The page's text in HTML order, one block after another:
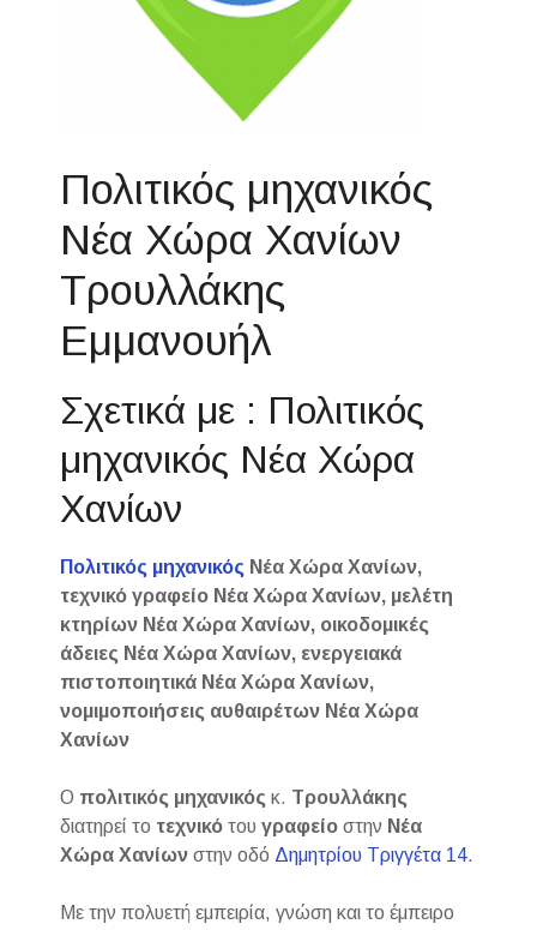
Πολιτικός μηχανικός
Νέα Χώρα Χανίων
Τρουλλάκης
Εμμανουήλ
Σχετικά με : Πολιτικός
μηχανικός Νέα Χώρα
Χανίων
Πολιτικός μηχανικός Νέα Χώρα Χανίων,
τεχνικό γραφείο Νέα Χώρα Χανίων, μελέτη
κτηρίων Νέα Χώρα Χανίων, οικοδομικές
άδειες Νέα Χώρα Χανίων, ενεργειακά
πιστοποιητικά Νέα Χώρα Χανίων,
νομιμοποιήσεις αυθαιρέτων Νέα Χώρα
Χανίων
Ο πολιτικός μηχανικός κ. Τρουλλάκης
διατηρεί το τεχνικό τουγραφείο στην Νέα
Χώρα Χανίων στην οδό Δημητρίου Τριγγέτα 14.
Με την πολυετή εμπειρία, γνώση και το έμπειρο